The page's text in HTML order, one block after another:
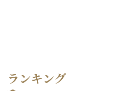
ランキング